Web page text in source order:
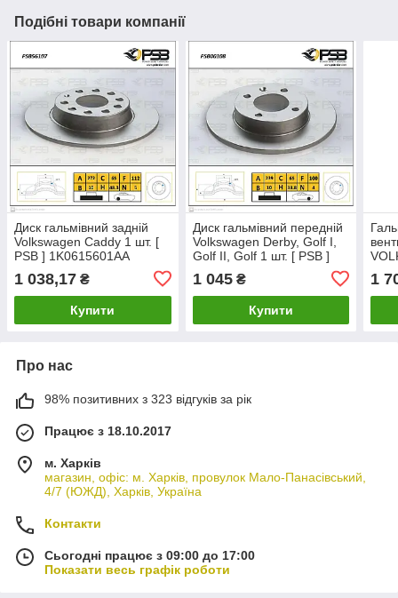
Подібні товари компанії
Диск гальмівний задній
Volkswagen Caddy 1 шт. [
PSB ] 1K0615601AA
1 038,17 ₴
Купити
Диск гальмівний передній
Volkswagen Derby, Golf I,
Golf II, Golf 1 шт. [ PSB ]
1 045₴
Купити
]
1
Про нас
98% позитивних з 323 відгуків за рік
Працює з 18.10.2017
м. Харків
магазин, офіс: м. Харків, провулок Мало-Панасівський,
4/7 (ЮЖД), Харків, Україна
Контакти
Сьогодні працює з 09:00 до 17:00
Показати весь графік роботи